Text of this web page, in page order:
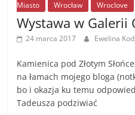
Miasto Wrocław Wroclove
Wystawa w Galerii
24 marca 2017 Ewelina
Kamienica pod Złotym
na łamach mojego bloga
bo i okazja ku temu
Tadeusza podziwiać